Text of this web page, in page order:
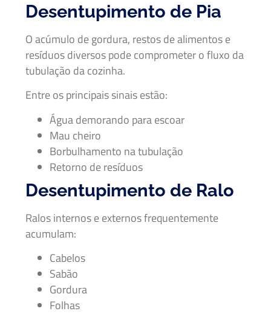
Desentupimento de Pia
O acúmulo de gordura, restos de alimentos e
resíduos diversos pode comprometer o fluxo da
tubulação da cozinha.
Entre os principais sinais estão:
Água demorando para escoar
Mau cheiro
Borbulhamento na tubulação
Retorno de resíduos
Desentupimento de Ralo
Ralos internos e externos frequentemente
acumulam:
Cabelos
Sabão
Gordura
Folhas